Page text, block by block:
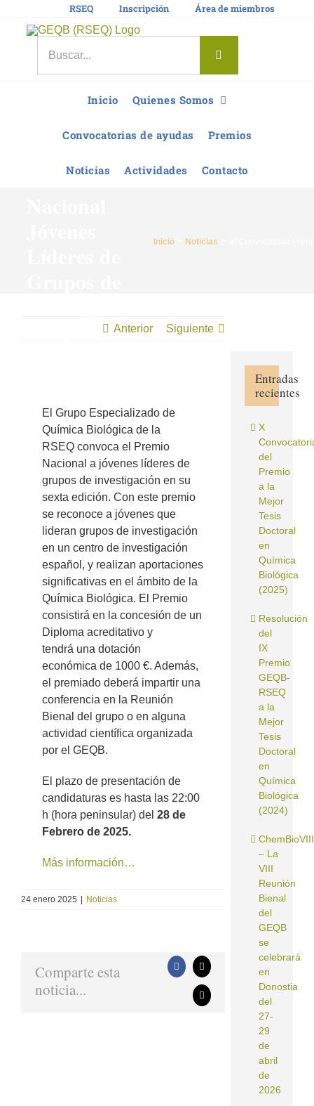
RSEQ Inscripción Área de miembros
Inicio Quienes Somos
Convocatorias de ayudas Premios
Noticias Actividades Contacto
Premio
Inicio Noticias
Anterior Siguiente
imagen
más
grande
El Grupo Especializado de
Química Biológica de la
RSEQ convoca el Premio
Nacional a jóvenes líderes de
grupos de investigación en su
sexta edición. Con este premio
se reconoce a jóvenes que
lideran grupos de investigación
en un centro de investigación
español, y realizan aportaciones
significativas en el ámbito de la
Química Biológica. El Premio
consistirá en la concesión de un
Diploma acreditativo y
tendrá una dotación
económica de 1000 €. Además,
el premiado deberá impartir una
conferencia en la Reunión
Bienal del grupo o en alguna
actividad científica organizada
por el GEQB.
El plazo de presentación de
candidaturas es hasta las 22:00
h (hora peninsular) del 28 de
Febrero de 2025.
Más información…
24 enero 2025 Noticias
Comparte esta
noticia...
Facebook
X
Correo
electrónico
Entradas
recientes
X
del
Premio
a la
Mejor
Tesis
Doctoral
en
Química
Biológica
(2025)
Resolución
del
IX
Premio
GEQB-
RSEQ
a la
Mejor
Tesis
Doctoral
en
Química
Biológica
(2024)
ChemBioVIII
– La
VIII
Reunión
Bienal
del
GEQB
se
celebrará
en
Donostia
del
27-
29
de
abril
de
2026